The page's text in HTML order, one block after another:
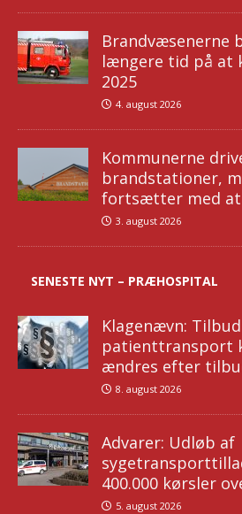
Brandvæsenerne
længere tid på at
2025
4. august 2026
Kommunerne
brandstationer,
fortsætter med at
3. august 2026
SENESTE NYT – PRÆHOSPITAL
Klagenævn:
patienttransport
ændres efter
8. august 2026
Advarer: Udløb af
400.000 kørsler
5. august 2026